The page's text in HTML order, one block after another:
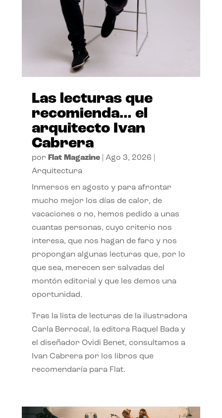
Las lecturas que
recomienda… el
arquitecto Ivan
Cabrera
por Flat Magazine| Ago 3, 2026
Arquitectura
Inmersos en agosto y para afrontar
mucho mejor los días de calor, de
vacaciones o no, hemos pedido a unas
cuantas personas, cuyo criterio nos
interesa, que nos hagan de faro y nos
propongan algunas lecturas que, por lo
que sea, merecen ser salvadas del
montón editorial y que les demos una
oportunidad.
Tras la lista de lecturas de la ilustradora
Carla Berrocal, la editora Raquel Bada y
el diseñador Ovidi Benet, consultamos a
Ivan Cabrera por los libros que
recomendaría para Flat.